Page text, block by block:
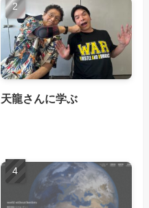
天龍さんに学ぶ